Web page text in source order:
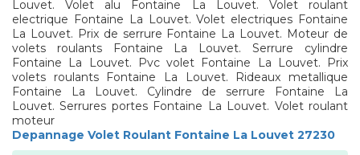
Louvet. Volet alu Fontaine La Louvet. Volet roulant
electrique Fontaine La Louvet. Volet electriques Fontaine
La Louvet. Prix de serrure Fontaine La Louvet. Moteur de
volets roulants Fontaine La Louvet. Serrure cylindre
Fontaine La Louvet. Pvc volet Fontaine La Louvet. Prix
volets roulants Fontaine La Louvet. Rideaux metallique
Fontaine La Louvet. Cylindre de serrure Fontaine La
Louvet. Serrures portes Fontaine La Louvet. Volet roulant
moteur
Depannage Volet Roulant Fontaine La Louvet 27230